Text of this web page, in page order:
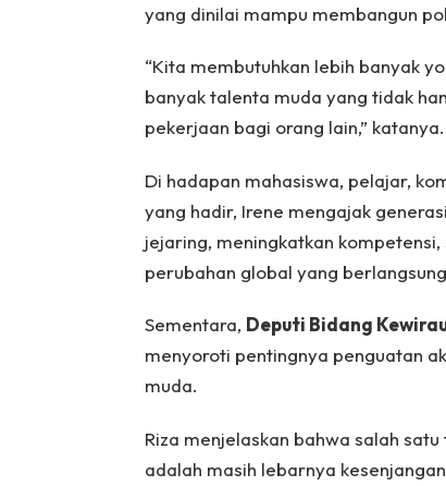
yang dinilai mampu membangun
“Kita membutuhkan lebih banyak
banyak talenta muda yang tidak
pekerjaan bagi orang lain,” katanya.
Di hadapan mahasiswa, pelajar,
yang hadir, Irene mengajak
jejaring, meningkatkan
perubahan global yang
Sementara, Deputi Bidang
menyoroti pentingnya penguatan
muda.
Riza menjelaskan bahwa salah
adalah masih lebarnya